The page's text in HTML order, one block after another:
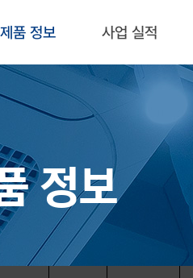
품 정보 사업 실적
정보